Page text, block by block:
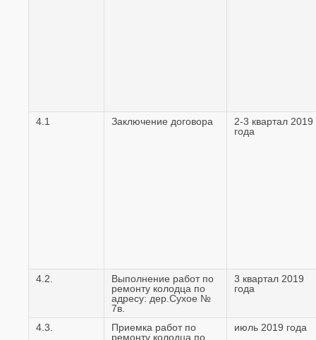
4.1 Заключение договора
2-3 квартал 2019
года
4.2.
Выполнение работ по
ремонту колодца по
адресу: дер.Сухое №
7в.
3 квартал 2019
года
4.3.
Приемка работ по
ремонту колодца по
июль 2019 года